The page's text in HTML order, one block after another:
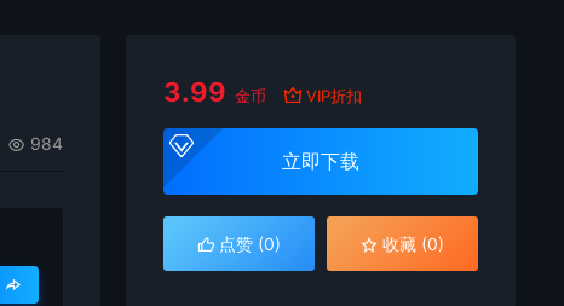
984
3.99 金币 VIP折扣
立即下载
点赞 (0) 收藏 (0)